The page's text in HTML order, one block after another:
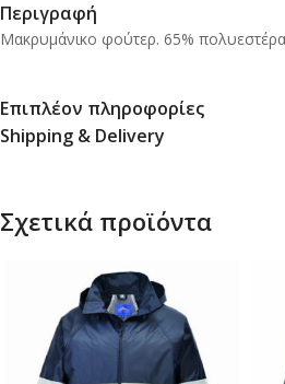
Περιγραφή
Μακρυμάνικο φούτερ. 65%
Επιπλέον πληροφορίες
Shipping & Delivery
Σχετικά προϊόντα